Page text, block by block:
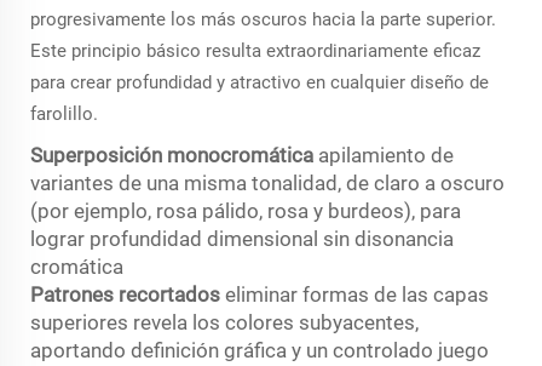
progresivamente los más oscuros hacia la parte superior.
Este principio básico resulta extraordinariamente eficaz
para crear profundidad y atractivo en cualquier diseño de
farolillo.
Superposición monocromática apilamiento de
variantes de una misma tonalidad, de claro a oscuro
(por ejemplo, rosa pálido, rosa y burdeos), para
lograr profundidad dimensional sin disonancia
cromática
Patrones recortados eliminar formas de las capas
superiores revela los colores subyacentes,
aportando definición gráfica y un controlado juego